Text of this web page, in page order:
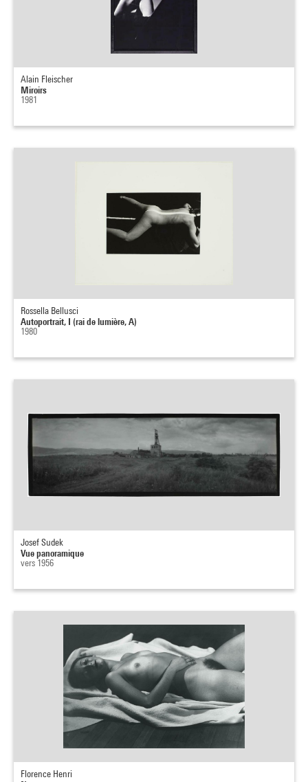
Alain Fleischer
Miroirs
1981
Rossella Bellusci
Autoportrait, I (rai de lumière, A)
1980
Josef Sudek
Vue panoramique
vers 1956
Florence Henri